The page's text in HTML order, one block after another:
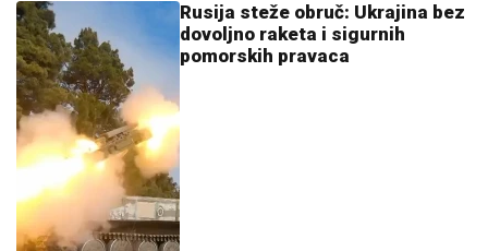
Rusija steže obruč: Ukrajina bez
dovoljno raketa i sigurnih
pomorskih pravaca